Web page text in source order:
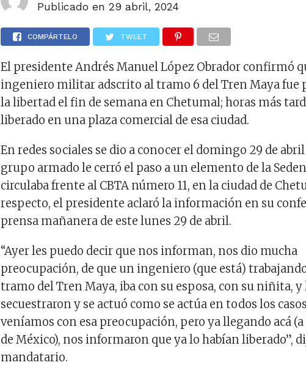
Publicado en 29 abril, 2024
COMPÁRTELO TWEET
El presidente Andrés Manuel López Obrador confirmó
ingeniero militar adscrito al tramo 6 del Tren Maya fue
la libertad el fin de semana en Chetumal; horas más
liberado en una plaza comercial de esa ciudad.
En redes sociales se dio a conocer el domingo 29 de
grupo armado le cerró el paso a un elemento de la
circulaba frente al CBTA número 11, en la ciudad de
respecto, el presidente aclaró la información en su
prensa mañanera de este lunes 29 de abril.
“Ayer les puedo decir que nos informan, nos dio mucha
preocupación, de que un ingeniero (que está)
tramo del Tren Maya, iba con su esposa, con su niñita, y
secuestraron y se actuó como se actúa en todos los
veníamos con esa preocupación, pero ya llegando acá
de México), nos informaron que ya lo habían liberado”,
mandatario.